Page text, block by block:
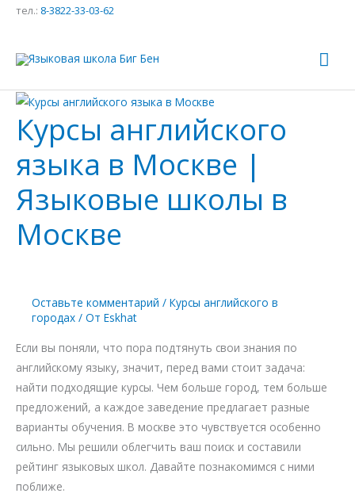
Перейти
тел.: 8-3822-33-03-62
Курсы английского
языка в Москве |
Языковые школы в
Москве
Оставьте комментарий / Курсы английского в
городах / От Eskhat
Если вы поняли, что пора подтянуть свои знания по
английскому языку, значит, перед вами стоит задача:
найти подходящие курсы. Чем больше город, тем больше
предложений, а каждое заведение предлагает разные
варианты обучения. В москве это чувствуется особенно
сильно. Мы решили облегчить ваш поиск и составили
рейтинг языковых школ. Давайте познакомимся с ними
поближе.
Курсы
английского
языка
в
Москве
Языковые
Москве